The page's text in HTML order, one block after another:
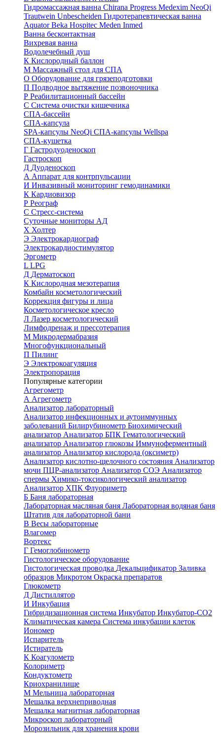
Гидромассажная ванна Chirana Progress Medexim NeoQi
Trautwein Unbescheiden Гидротерапевтическая ванна
AquatorBeka Hospitec Meden Inmed
Ванна бесконтактная
Вихревая ванна
Водолечебный душ
К Кислородный баллон
М Массажный стол для СПА
О Оборудование для грязеподготовки
П Подводное вытяжение позвоночника
Р Реабилитационный бассейн
С Система очистки кишечника
СПА-бассейн
СПА-капсула
SPA-капсулы NeoQi СПА-капсулы Wellspa
СПА-кушетка
Г Гастродуоденоскоп
Гастроскоп
Д Дуоденоскоп
А Аппарат для контрпульсации
И Инвазивный мониторинг гемодинамики
К Кардиовизор
Р Реограф
С Стресс-система
Суточные мониторы АД
Х Холтер
Э Электрокардиограф
Электрокардиостимулятор
Эргометр
L LPG
Д Дерматоскоп
К Кислородная мезотерапия
Комбайн косметологический
Коррекция фигуры и лица
Косметологическое кресло
Л Лазер косметологический
Лимфодренаж и прессотерапия
М Микродермабразия
Многофункциональный
П Пилинг
Э Электрокоагуляция
Электропорация
Популярные категории
Агрегометр
А Агрегометр
Анализатор лабораторный
Анализатор инфекционных и аутоиммунных
заболеваний Билирубинометр Биохимический
анализатор Анализатор БПК Гематологический
анализатор Анализатор глюкозы Иммуноферментный
анализатор Анализатор кислорода (оксиметр)
Анализатор кислотно-щелочного состояния Анализатор
мочи ПЦР-анализатор Анализатор СОЭ Анализатор
спермы Химико-токсикологический анализатор
Анализатор ХПК Флуориметр
Б Баня лабораторная
Лабораторная масляная баня Лабораторная водяная баня
Штатив для лабораторной бани
В Весы лабораторные
Влагомер
Вортекс
Г Гемоглобинометр
Гистологическое оборудование
Гистологическая проводка Декальцификатор Заливка
образцов Микротом Окраска препаратов
Глюкометр
Д Дистиллятор
И Инкубация
Гибридизационная система Инкубатор Инкубатор-СО2
Климатическая камера Система инкубации клеток
Иономер
Испаритель
Истиратель
К Коагулометр
Колориметр
Кондуктометр
Криохранилище
М Мельница лабораторная
Мешалка верхнеприводная
Мешалка магнитная лабораторная
Микроскоп лабораторный
Морозильник для хранения крови